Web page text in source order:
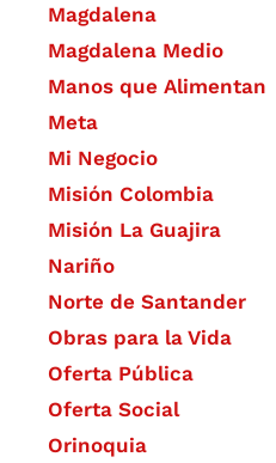
Magdalena
Magdalena Medio
Manos que Alimentan
Meta
Mi Negocio
Misión Colombia
Misión La Guajira
Nariño
Norte de Santander
Obras para la Vida
Oferta Pública
Oferta Social​​
Orinoquia